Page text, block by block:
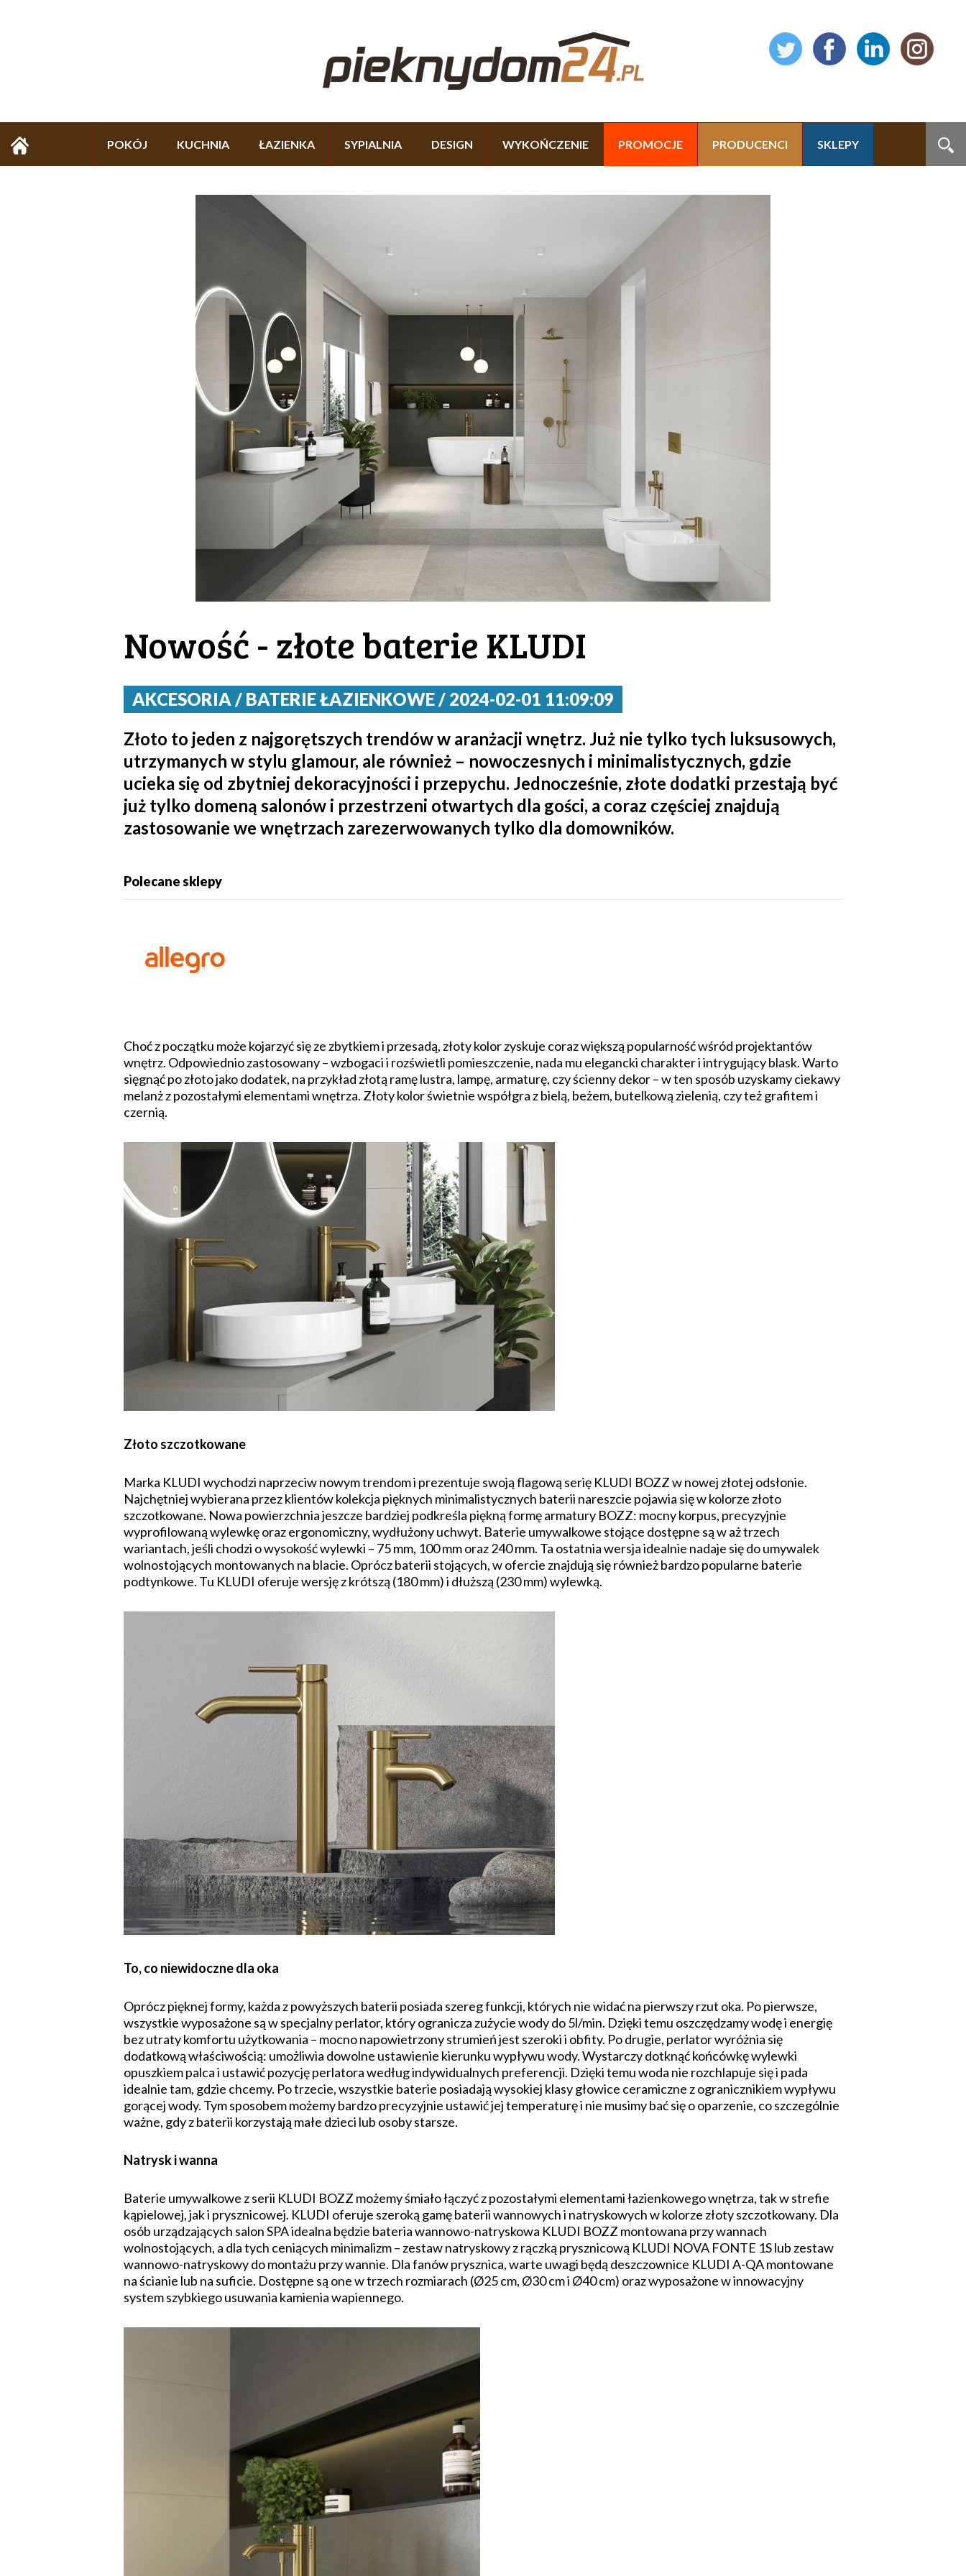
POKÓJ KUCHNIA ŁAZIENKA SYPIALNIA DESIGN WYKOŃCZENIE PROMOCJE PRODUCENCI SKLEPY
Nowość - złote baterie KLUDI
AKCESORIA / BATERIE ŁAZIENKOWE / 2024-02-01 11:09:09
Złoto to jeden z najgorętszych trendów w aranżacji wnętrz. Już nie tylko tych luksusowych,
utrzymanych w stylu glamour, ale również – nowoczesnych i minimalistycznych, gdzie
ucieka się od zbytniej dekoracyjności i przepychu. Jednocześnie, złote dodatki przestają być
już tylko domeną salonów i przestrzeni otwartych dla gości, a coraz częściej znajdują
zastosowanie we wnętrzach zarezerwowanych tylko dla domowników.
Polecane sklepy
Choć z początku może kojarzyć się ze zbytkiem i przesadą, złoty kolor zyskuje coraz większą popularność wśród projektantów
wnętrz. Odpowiednio zastosowany – wzbogaci i rozświetli pomieszczenie, nada mu elegancki charakter i intrygujący blask. Warto
sięgnąć po złoto jako dodatek, na przykład złotą ramę lustra, lampę, armaturę, czy ścienny dekor – w ten sposób uzyskamy ciekawy
melanż z pozostałymi elementami wnętrza. Złoty kolor świetnie współgra z bielą, beżem, butelkową zielenią, czy też grafitem i
czernią.
Złoto szczotkowane
Marka KLUDI wychodzi naprzeciw nowym trendom i prezentuje swoją flagową serię KLUDI BOZZ w nowej złotej odsłonie.
Najchętniej wybierana przez klientów kolekcja pięknych minimalistycznych baterii nareszcie pojawia się w kolorze złoto
szczotkowane. Nowa powierzchnia jeszcze bardziej podkreśla piękną formę armatury BOZZ: mocny korpus, precyzyjnie
wyprofilowaną wylewkę oraz ergonomiczny, wydłużony uchwyt. Baterie umywalkowe stojące dostępne są w aż trzech
wariantach, jeśli chodzi o wysokość wylewki – 75 mm, 100 mm oraz 240 mm. Ta ostatnia wersja idealnie nadaje się do umywalek
wolnostojących montowanych na blacie. Oprócz baterii stojących, w ofercie znajdują się również bardzo popularne baterie
podtynkowe. Tu KLUDI oferuje wersję z krótszą (180 mm) i dłuższą (230 mm) wylewką.
To, co niewidoczne dla oka
Oprócz pięknej formy, każda z powyższych baterii posiada szereg funkcji, których nie widać na pierwszy rzut oka. Po pierwsze,
wszystkie wyposażone są w specjalny perlator, który ogranicza zużycie wody do 5l/min. Dzięki temu oszczędzamy wodę i energię
bez utraty komfortu użytkowania – mocno napowietrzony strumień jest szeroki i obfity. Po drugie, perlator wyróżnia się
dodatkową właściwością: umożliwia dowolne ustawienie kierunku wypływu wody. Wystarczy dotknąć końcówkę wylewki
opuszkiem palca i ustawić pozycję perlatora według indywidualnych preferencji. Dzięki temu woda nie rozchlapuje się i pada
idealnie tam, gdzie chcemy. Po trzecie, wszystkie baterie posiadają wysokiej klasy głowice ceramiczne z ogranicznikiem wypływu
gorącej wody. Tym sposobem możemy bardzo precyzyjnie ustawić jej temperaturę i nie musimy bać się o oparzenie, co szczególnie
ważne, gdy z baterii korzystają małe dzieci lub osoby starsze.
Natrysk i wanna
Baterie umywalkowe z serii KLUDI BOZZ możemy śmiało łączyć z pozostałymi elementami łazienkowego wnętrza, tak w strefie
kąpielowej, jak i prysznicowej. KLUDI oferuje szeroką gamę baterii wannowych i natryskowych w kolorze złoty szczotkowany. Dla
osób urządzających salon SPA idealna będzie bateria wannowo-natryskowa KLUDI BOZZ montowana przy wannach
wolnostojących, a dla tych ceniących minimalizm – zestaw natryskowy z rączką prysznicową KLUDI NOVA FONTE 1S lub zestaw
wannowo-natryskowy do montażu przy wannie. Dla fanów prysznica, warte uwagi będą deszczownice KLUDI A-QA montowane
na ścianie lub na suficie. Dostępne są one w trzech rozmiarach (Ø25 cm, Ø30 cm i Ø40 cm) oraz wyposażone w innowacyjny
system szybkiego usuwania kamienia wapiennego.